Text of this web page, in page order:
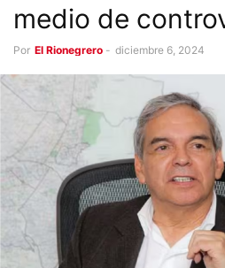
medio de
Por El Rionegrero - diciembre 6, 2024